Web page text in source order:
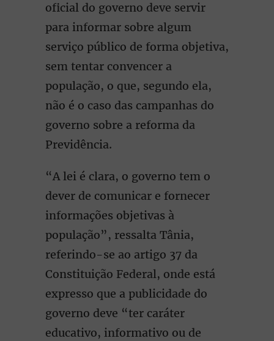
oficial do governo deve servir
para informar sobre algum
serviço público de forma objetiva,
sem tentar convencer a
população, o que, segundo ela,
não é o caso das campanhas do
governo sobre a reforma da
Previdência.
“A lei é clara, o governo tem o
dever de comunicar e fornecer
informações objetivas à
população”, ressalta Tânia,
referindo-se ao artigo 37 da
Constituição Federal, onde está
expresso que a publicidade do
governo deve “ter caráter
educativo, informativo ou de